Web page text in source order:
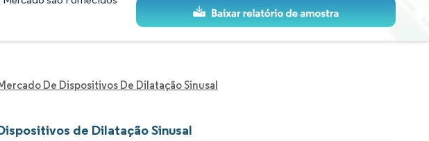
De Dispositivos De Dilatação Sinusal
de Dilatação Sinusal